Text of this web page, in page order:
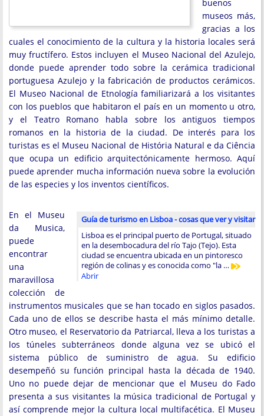
buenos
museos más,
gracias a los
cuales el conocimiento de la cultura y la historia locales será
muy fructífero. Estos incluyen el Museo Nacional del Azulejo,
donde puede aprender todo sobre la cerámica tradicional
portuguesa Azulejo y la fabricación de productos cerámicos.
El Museo Nacional de Etnología familiarizará a los visitantes
con los pueblos que habitaron el país en un momento u otro,
y el Teatro Romano habla sobre los antiguos tiempos
romanos en la historia de la ciudad. De interés para los
turistas es el Museu Nacional de História Natural e da Ciência
que ocupa un edificio arquitectónicamente hermoso. Aquí
puede aprender mucha información nueva sobre la evolución
de las especies y los inventos científicos.
Guía de turismo en Lisboa - cosas que ver y visitar
Lisboa es el principal puerto de Portugal, situado
en la desembocadura del río Tajo (Tejo). Esta
ciudad se encuentra ubicada en un pintoresco
región de colinas y es conocida como "la …
Abrir
En el Museu
da Musica,
puede
encontrar
una
maravillosa
colección de
instrumentos musicales que se han tocado en siglos pasados.
Cada uno de ellos se describe hasta el más mínimo detalle.
Otro museo, el Reservatorio da Patriarcal, lleva a los turistas a
los túneles subterráneos donde alguna vez se ubicó el
sistema público de suministro de agua. Su edificio
desempeñó su función principal hasta la década de 1940.
Uno no puede dejar de mencionar que el Museu do Fado
presenta a sus visitantes la música tradicional de Portugal y
así comprende mejor la cultura local multifacética. El Museu